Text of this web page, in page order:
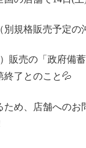
別規格販売予定の
販売の「政府備
終了とのこと💦
ため、店舗へのお